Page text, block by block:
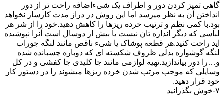
گاهی تمیز کردن دور و اطراف یک شیءاضافه راحت تر از دور
انداختن آن به نظر میرسد اما این روش در دراز مدت کارساز نخواهد
بود.با کمی نظم و ترتیب خرده ریزها را کاهش دهید.خود را از شر هر
لباسی که دیگر اندازه تان نیست یا بیش از دوسال است آنرا نپوشیده
اید راحت کنید.هر قطعه پوشاک یا شیء ناقص مانند لنگه جوراب
لنگه گوشواره بدلی ظروف شکسته ای که دوباره چسبانده شده
و…را دور بیاندازید.تهیه لوازمی مانند جا کلیدی جا کفشی و در کل
وسایلی که موجب مرتب شدن خرده ریزها میشوند را در دستور کار
خود قرار دهید.
۷-خوش بگذرانید